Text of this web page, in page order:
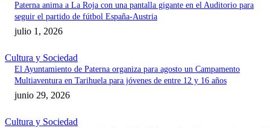
Paterna anima a La Roja con una pantalla gigante en el Auditorio para
seguir el partido de fútbol España-Austria
julio 1, 2026
Cultura y Sociedad
El Ayuntamiento de Paterna organiza para agosto un Campamento
Multiaventura en Tarihuela para jóvenes de entre 12 y 16 años
junio 29, 2026
Cultura y Sociedad